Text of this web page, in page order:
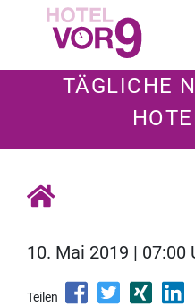
TÄGLICHE
10. Mai 2019 | 07:00
Teilen